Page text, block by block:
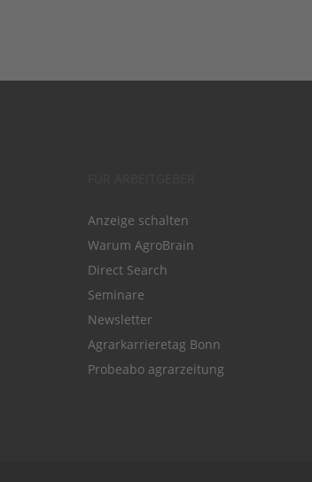
Anzeige schalten
Warum AgroBrain
Direct Search
Seminare
Newsletter
Agrarkarrieretag Bonn
Probeabo agrarzeitung